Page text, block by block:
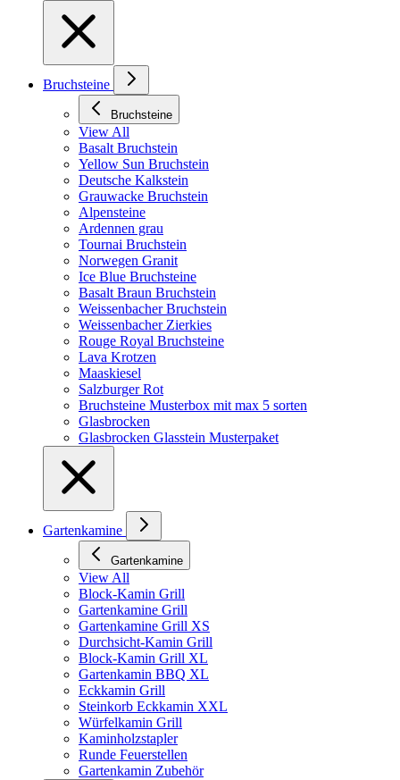
Bruchsteine
Bruchsteine
View All
Basalt Bruchstein
Yellow Sun Bruchstein
Deutsche Kalkstein
Grauwacke Bruchstein
Alpensteine
Ardennen grau
Tournai Bruchstein
Norwegen Granit
Ice Blue Bruchsteine
Basalt Braun Bruchstein
Weissenbacher Bruchstein
Weissenbacher Zierkies
Rouge Royal Bruchsteine
Lava Krotzen
Maaskiesel
Salzburger Rot
Bruchsteine Musterbox mit max 5 sorten
Glasbrocken
Glasbrocken Glasstein Musterpaket
Gartenkamine
Gartenkamine
View All
Block-Kamin Grill
Gartenkamine Grill
Gartenkamine Grill XS
Durchsicht-Kamin Grill
Block-Kamin Grill XL
Gartenkamin BBQ XL
Eckkamin Grill
Steinkorb Eckkamin XXL
Würfelkamin Grill
Kaminholzstapler
Runde Feuerstellen
Gartenkamin Zubehör